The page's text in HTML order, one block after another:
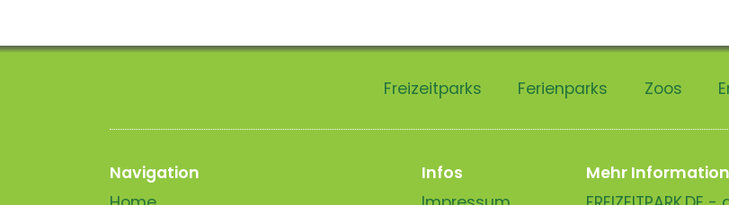
Freizeitparks Ferienparks Zoos
Navigation
Infos
Mehr